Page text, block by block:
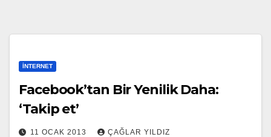
İNTERNET
Facebook’tan Bir Yenilik Daha:
‘Takip et’
11 OCAK 2013 ÇAĞLAR YILDIZ